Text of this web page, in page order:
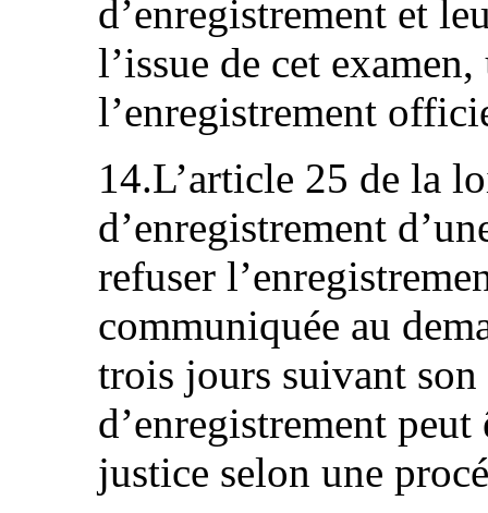
d’enregistrement et
l’issue de cet
l’enregistrement
14.L’article 25 de la
d’enregistrement
refuser
communiquée au
trois jours suivant
d’enregistrement
justice selon une